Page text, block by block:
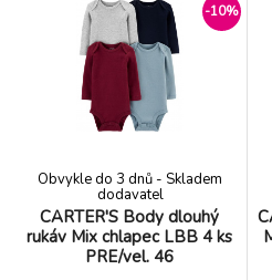
velmi pohodlné na nošení a v
trendy barvách. Vlastnoti: - 5
ks v balení - body má
překryté ramena tzv.
obálkový výstřih - body mají
zpevněný výstřih, aby bez
-10%
CARTER'S Body dlouhý
rukáv Mix chlapec LBB 4 ks
PRE/vel. 46
Obvykle do 3 dnů - Skladem
dodavatel